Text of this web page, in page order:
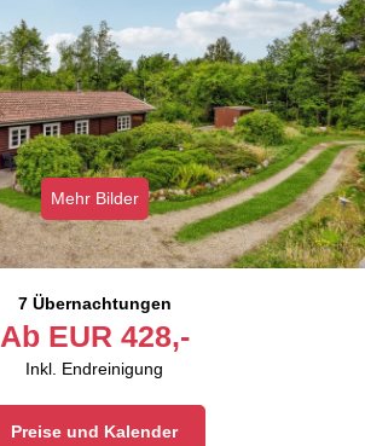
Mehr Bilder
7 Übernachtungen
Ab EUR 428,-
Inkl. Endreinigung
Preise und Kalender